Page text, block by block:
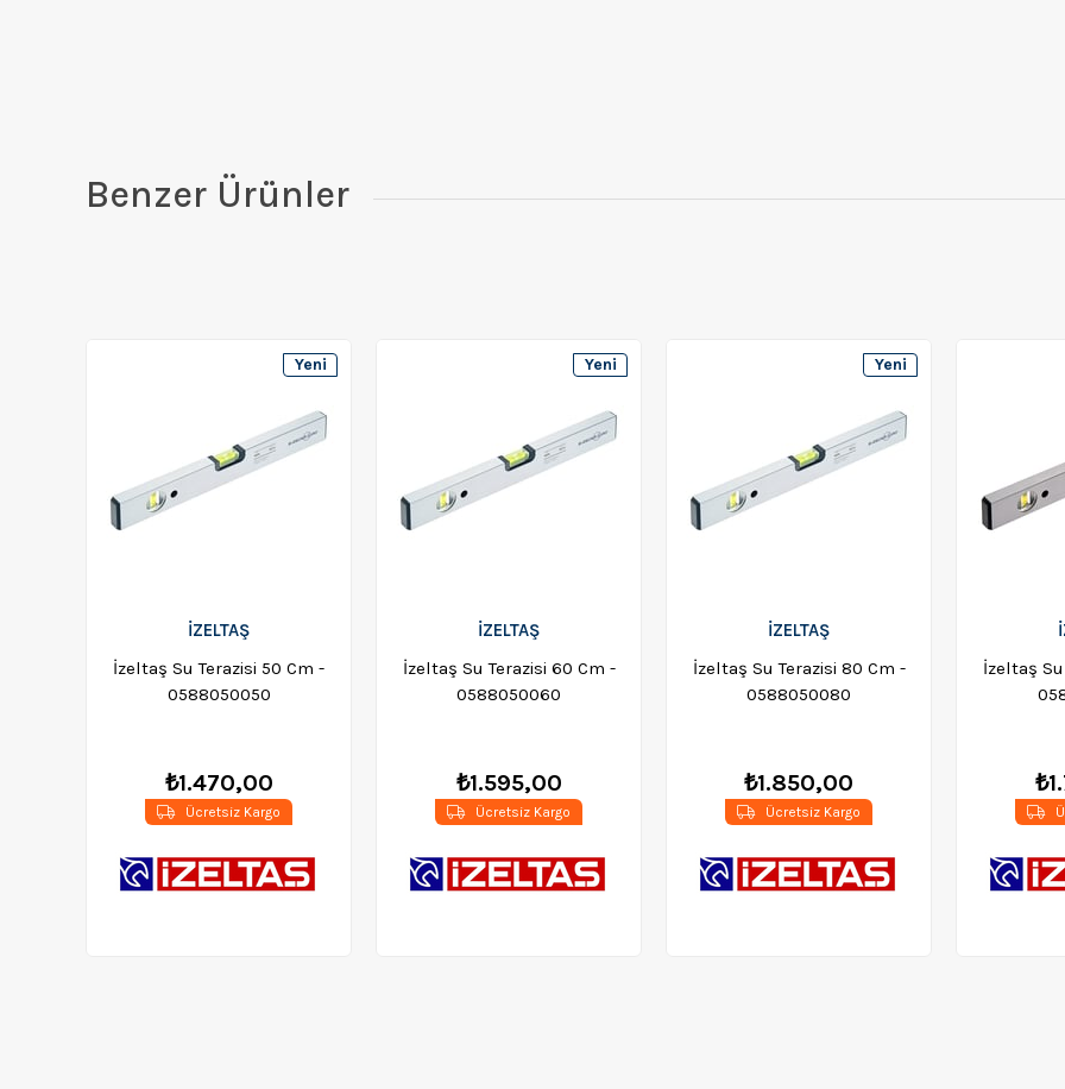
Benzer Ürünler
İZELTAŞ
İzeltaş Su Terazisi 50 Cm -
0588050050
₺1.470,00
Ücretsiz Kargo
Yeni
İZELTAŞ
İzeltaş Su Terazisi 60 Cm -
0588050060
₺1.595,00
Ücretsiz Kargo
Yeni
İZELTAŞ
İzeltaş Su Terazisi 80 Cm -
0588050080
₺1.850,00
Ücretsiz Kargo
Yeni
İzeltaş